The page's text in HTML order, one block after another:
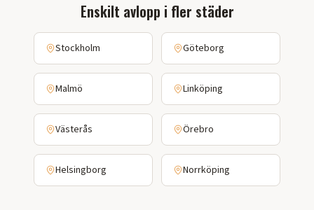
Enskilt avlopp i fler städer
Stockholm Göteborg
Malmö Linköping
Västerås Örebro
Helsingborg Norrköping